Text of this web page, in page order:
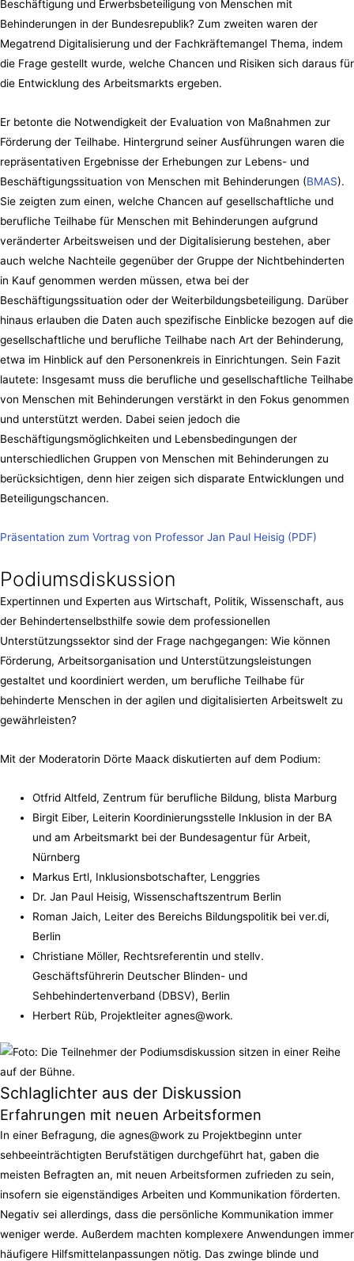
Beschäftigung und Erwerbsbeteiligung von Menschen mit
Behinderungen in der Bundesrepublik? Zum zweiten waren der
Megatrend Digitalisierung und der Fachkräftemangel Thema, indem
die Frage gestellt wurde, welche Chancen und Risiken sich daraus für
die Entwicklung des Arbeitsmarkts ergeben.
Er betonte die Notwendigkeit der Evaluation von Maßnahmen zur
Förderung der Teilhabe. Hintergrund seiner Ausführungen waren die
repräsentativen Ergebnisse der Erhebungen zur Lebens- und
Beschäftigungssituation von Menschen mit Behinderungen (BMAS).
Sie zeigten zum einen, welche Chancen auf gesellschaftliche und
berufliche Teilhabe für Menschen mit Behinderungen aufgrund
veränderter Arbeitsweisen und der Digitalisierung bestehen, aber
auch welche Nachteile gegenüber der Gruppe der Nichtbehinderten
in Kauf genommen werden müssen, etwa bei der
Beschäftigungssituation oder der Weiterbildungsbeteiligung. Darüber
hinaus erlauben die Daten auch spezifische Einblicke bezogen auf die
gesellschaftliche und berufliche Teilhabe nach Art der Behinderung,
etwa im Hinblick auf den Personenkreis in Einrichtungen. Sein Fazit
lautete: Insgesamt muss die berufliche und gesellschaftliche Teilhabe
von Menschen mit Behinderungen verstärkt in den Fokus genommen
und unterstützt werden. Dabei seien jedoch die
Beschäftigungsmöglichkeiten und Lebensbedingungen der
unterschiedlichen Gruppen von Menschen mit Behinderungen zu
berücksichtigen, denn hier zeigen sich disparate Entwicklungen und
Beteiligungschancen.
Präsentation zum Vortrag von Professor Jan Paul Heisig (PDF)
Podiumsdiskussion
Expertinnen und Experten aus Wirtschaft, Politik, Wissenschaft, aus
der Behindertenselbsthilfe sowie dem professionellen
Unterstützungssektor sind der Frage nachgegangen: Wie können
Förderung, Arbeitsorganisation und Unterstützungsleistungen
gestaltet und koordiniert werden, um berufliche Teilhabe für
behinderte Menschen in der agilen und digitalisierten Arbeitswelt zu
gewährleisten?
Mit der Moderatorin Dörte Maack diskutierten auf dem Podium:
Otfrid Altfeld, Zentrum für berufliche Bildung, blista Marburg
Birgit Eiber, Leiterin Koordinierungsstelle Inklusion in der BA
und am Arbeitsmarkt bei der Bundesagentur für Arbeit,
Nürnberg
Markus Ertl, Inklusionsbotschafter, Lenggries
Dr. Jan Paul Heisig, Wissenschaftszentrum Berlin
Roman Jaich, Leiter des Bereichs Bildungspolitik bei ver.di,
Berlin
Christiane Möller, Rechtsreferentin und stellv.
Geschäftsführerin Deutscher Blinden- und
Sehbehindertenverband (DBSV), Berlin
Herbert Rüb, Projektleiter agnes@work.
Schlaglichter aus der Diskussion
Erfahrungen mit neuen Arbeitsformen
In einer Befragung, die agnes@work zu Projektbeginn unter
sehbeeinträchtigten Berufstätigen durchgeführt hat, gaben die
meisten Befragten an, mit neuen Arbeitsformen zufrieden zu sein,
insofern sie eigenständiges Arbeiten und Kommunikation förderten.
Negativ sei allerdings, dass die persönliche Kommunikation immer
weniger werde. Außerdem machten komplexere Anwendungen immer
häufigere Hilfsmittelanpassungen nötig. Das zwinge blinde und